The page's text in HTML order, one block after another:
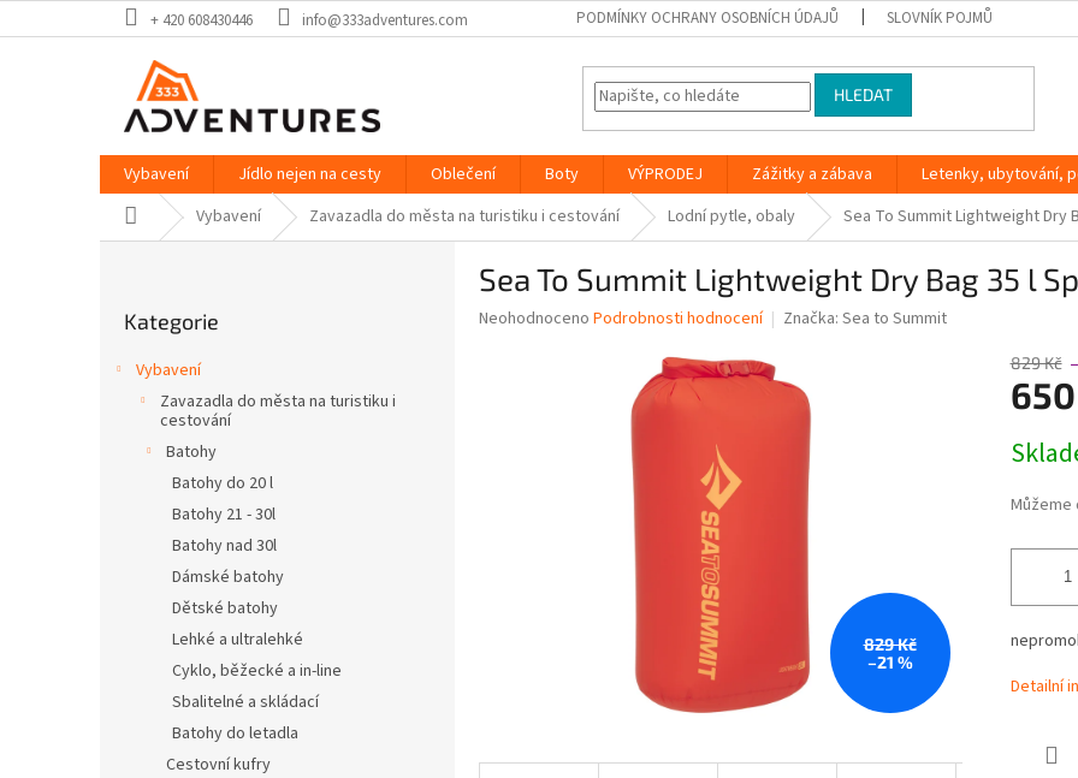
na
+ 420 608430446 info@333adventures.com PODMÍNKY OCHRANY OSOBNÍCH ÚDAJŮ SLOVNÍK POJMŮ
HLEDAT
Vybavení Jídlo nejen na cesty Oblečení Boty VÝPRODEJ Zážitky a zábava Letenky, ubytování,
Domů Vybavení Zavazadla do města na turistiku i cestování Lodní pytle, obaly Sea To Summit Lightweight Dry
kategorie
Kategorie
Vybavení
Zavazadla do města na turistiku i
cestování
Batohy
Batohy do 20 l
Batohy 21 - 30l
Batohy nad 30l
Dámské batohy
Dětské batohy
Lehké a ultralehké
Cyklo, běžecké a in-line
Sbalitelné a skládací
Batohy do letadla
Cestovní kufry
Sea To Summit Lightweight Dry Bag 35 l
Průměrné
Neohodnoceno Podrobnosti hodnocení Značka: Sea to Summit
829 Kč
–21 %
829 Kč
cena:
Můžeme
Detailní